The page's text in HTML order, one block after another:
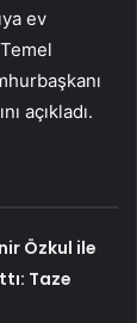
ev
açıkladı.
Özkul ile
Taze